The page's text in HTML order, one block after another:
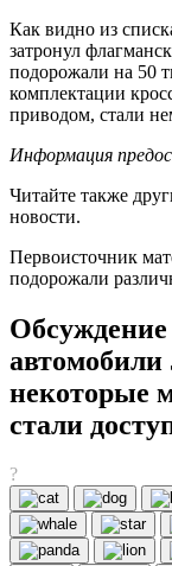
Как видно из
затронул
подорожали на 50
комплектации
приводом, стали
Информация
Читайте также
новости.
Первоисточник
подорожали
автомобили
некоторые
стали
?